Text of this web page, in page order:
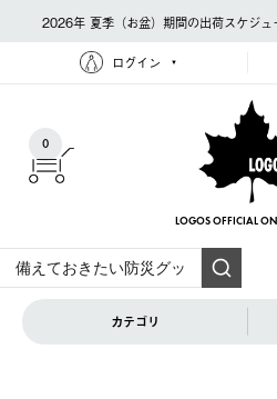
2026年 夏季（お盆）期間の出荷スケジュ
ログイン
0
LOGOS OFFICIAL
カテゴリ